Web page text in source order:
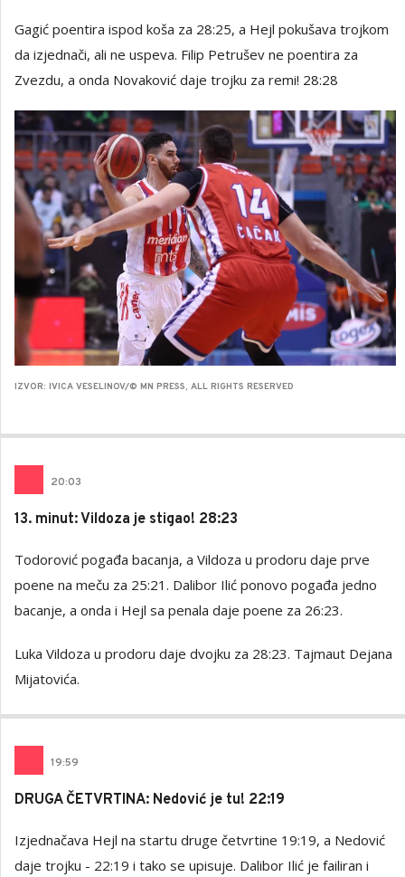
Gagić poentira ispod koša za 28:25, a Hejl pokušava trojkom
da izjednači, ali ne uspeva. Filip Petrušev ne poentira za
Zvezdu, a onda Novaković daje trojku za remi! 28:28
IZVOR: IVICA VESELINOV/© MN PRESS, ALL RIGHTS RESERVED
20:03
13. minut: Vildoza je stigao! 28:23
Todorović pogađa bacanja, a Vildoza u prodoru daje prve
poene na meču za 25:21. Dalibor Ilić ponovo pogađa jedno
bacanje, a onda i Hejl sa penala daje poene za 26:23.
Luka Vildoza u prodoru daje dvojku za 28:23. Tajmaut Dejana
Mijatovića.
19:59
DRUGA ČETVRTINA: Nedović je tu! 22:19
Izjednačava Hejl na startu druge četvrtine 19:19, a Nedović
daje trojku - 22:19 i tako se upisuje. Dalibor Ilić je failiran i